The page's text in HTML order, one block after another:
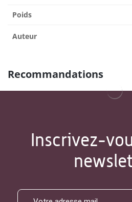
Poids
Auteur
Recommandations
Inscrivez-